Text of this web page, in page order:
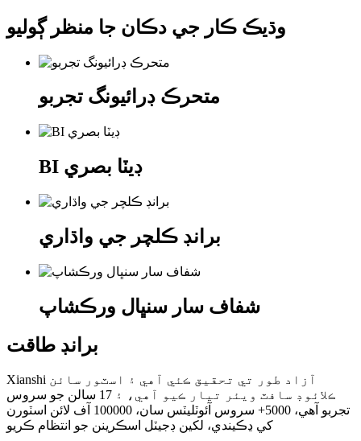
وڌيڪ ڪار جي دڪان جا منظر ڳوليو
متحرڪ ڊرائيونگ تجربو
BI ڊيٽا بصري
برانڊ ڪلچر جي واڌاري
شفاف سار سنڀال ورڪشاپ
برانڊ طاقت
Xianshi آزاد طور تي تحقيق ڪئي آهي ۽ اسٽور سائن
ڪلائوڊ سافٽ ويئر تيار ڪيو آهي، ۽ 17 سالن جو سروس
تجربو آهي، 5000+ سروس آئوٽليٽس سان، 100000 آف لائن اسٽورن
کي ڍڪيندي، لکين ڊجيٽل اسڪرينن جو انتظام ڪريو